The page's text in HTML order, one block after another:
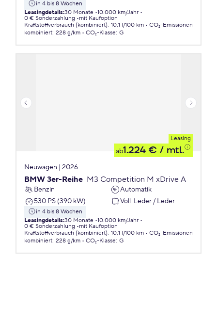
in 4 bis 8 Wochen
Leasingdetails:30 Monate 10.000 km/Jahr
0 € Sonderzahlung
mit Kaufoption
Kraftstoffverbrauch (kombiniert): 10,1 l/100 km
CO₂-Emissionen
kombiniert: 228 g/km CO₂-Klasse: G
Leasing
ab1.224 € / mtl.
Neuwagen | 2026
BMW 3er-Reihe M3 Competition M xDrive A
Benzin
Automatik
530 PS (390 kW)
Voll-Leder / Leder
in 4 bis 8 Wochen
Leasingdetails:30 Monate 10.000 km/Jahr
0 € Sonderzahlung
mit Kaufoption
Kraftstoffverbrauch (kombiniert): 10,1 l/100 km
CO₂-Emissionen
kombiniert: 228 g/km CO₂-Klasse: G